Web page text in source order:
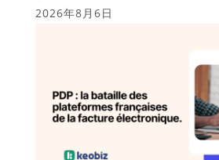
2026年8月6日